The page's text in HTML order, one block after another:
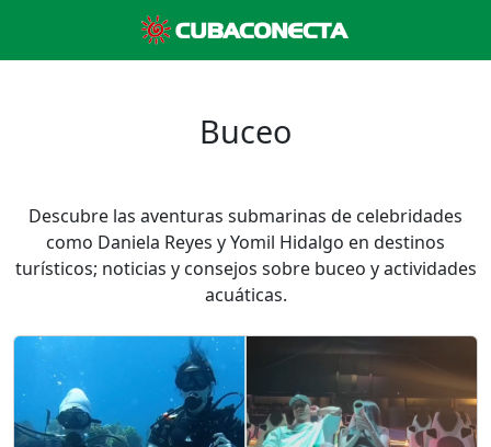
Buceo
Descubre las aventuras submarinas de celebridades
como Daniela Reyes y Yomil Hidalgo en destinos
turísticos; noticias y consejos sobre buceo y actividades
acuáticas.